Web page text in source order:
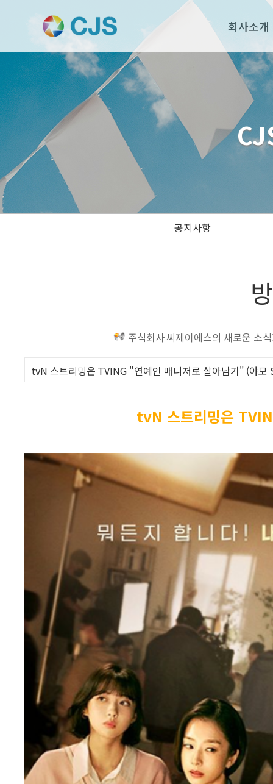
회사소개
공지사항
주식회사 씨제이에스의 새로운 소
tvN 스트리밍은 TVING "연예인 매니저로 살아남기" (야모
tvN 스트리밍은